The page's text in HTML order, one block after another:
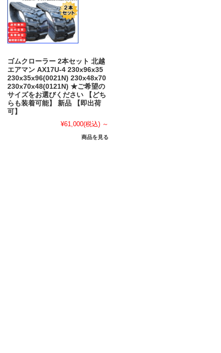
ゴムクローラー 2本セット 北越
エアマン AX17U-4 230x96x35
230x35x96(0021N) 230x48x70
230x70x48(0121N) ★ご希望の
サイズをお選びください 【どち
らも装着可能】 新品 【即出荷
可】
¥61,000(税込) ～
商品を見る